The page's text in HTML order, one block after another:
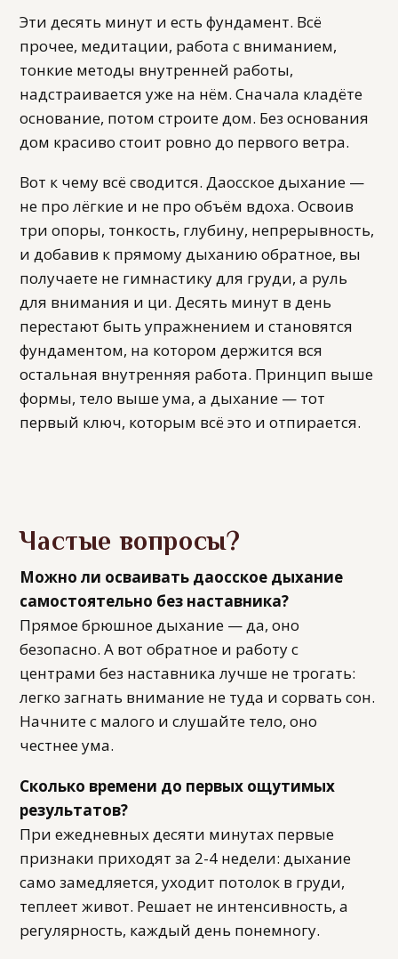
Эти десять минут и есть фундамент. Всё
прочее, медитации, работа с вниманием,
тонкие методы внутренней работы,
надстраивается уже на нём. Сначала кладёте
основание, потом строите дом. Без основания
дом красиво стоит ровно до первого ветра.
Вот к чему всё сводится. Даосское дыхание —
не про лёгкие и не про объём вдоха. Освоив
три опоры, тонкость, глубину, непрерывность,
и добавив к прямому дыханию обратное, вы
получаете не гимнастику для груди, а руль
для внимания и ци. Десять минут в день
перестают быть упражнением и становятся
фундаментом, на котором держится вся
остальная внутренняя работа. Принцип выше
формы, тело выше ума, а дыхание — тот
первый ключ, которым всё это и отпирается.
Частые вопросы?
Можно ли осваивать даосское дыхание
самостоятельно без наставника?
Прямое брюшное дыхание — да, оно
безопасно. А вот обратное и работу с
центрами без наставника лучше не трогать:
легко загнать внимание не туда и сорвать сон.
Начните с малого и слушайте тело, оно
честнее ума.
Сколько времени до первых ощутимых
результатов?
При ежедневных десяти минутах первые
признаки приходят за 2-4 недели: дыхание
само замедляется, уходит потолок в груди,
теплеет живот. Решает не интенсивность, а
регулярность, каждый день понемногу.